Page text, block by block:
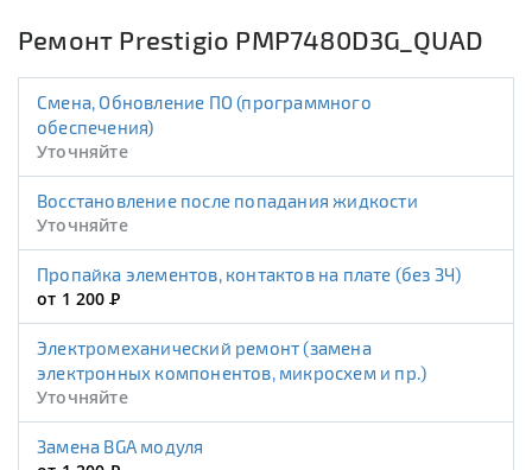
Ремонт Prestigio PMP7480D3G_QUAD
Смена, Обновление ПО (программного
обеспечения)
Уточняйте
Восстановление после попадания жидкости
Уточняйте
Пропайка элементов, контактов на плате (без ЗЧ)
от 1 200Р
Электромеханический ремонт (замена
электронных компонентов, микросхем и пр.)
Уточняйте
Замена BGA модуля